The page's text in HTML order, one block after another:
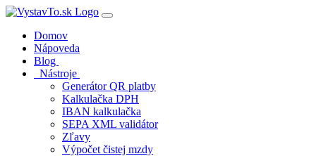
Domov
Nápoveda
Blog
Nástroje
Generátor QR platby
Kalkulačka DPH
IBAN kalkulačka
SEPA XML validátor
Zľavy
Výpočet čistej mzdy